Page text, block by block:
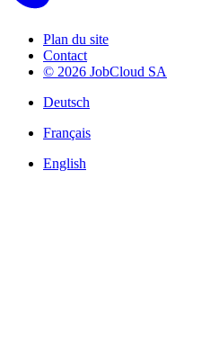
Plan du site
Contact
© 2026 JobCloud SA
Deutsch
Français
English